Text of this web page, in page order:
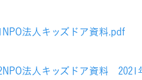
法人キッズドア資料.pdf
法人キッズドア資料 2021